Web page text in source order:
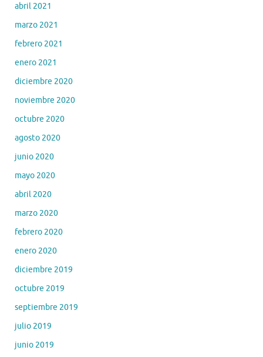
abril 2021
marzo 2021
febrero 2021
enero 2021
diciembre 2020
noviembre 2020
octubre 2020
agosto 2020
junio 2020
mayo 2020
abril 2020
marzo 2020
febrero 2020
enero 2020
diciembre 2019
octubre 2019
septiembre 2019
julio 2019
junio 2019